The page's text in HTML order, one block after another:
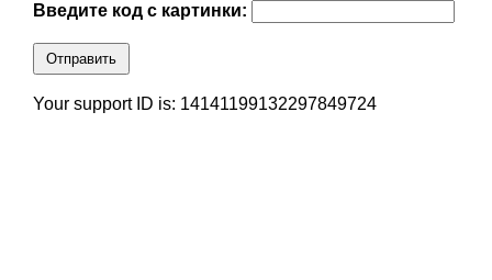
Введите код с картинки:
Отправить
Your support ID is: 14141199132297849724